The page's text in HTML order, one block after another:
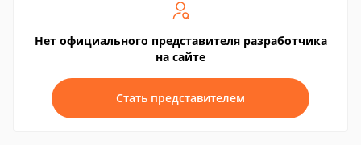
Нет официального представителя разработчика
на сайте
Стать представителем